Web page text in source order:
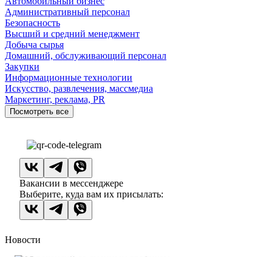
Административный персонал
Безопасность
Высший и средний менеджмент
Добыча сырья
Домашний, обслуживающий персонал
Закупки
Информационные технологии
Искусство, развлечения, массмедиа
Маркетинг, реклама, PR
Посмотреть все
Вакансии в мессенджере
Выберите, куда вам их присылать:
Новости